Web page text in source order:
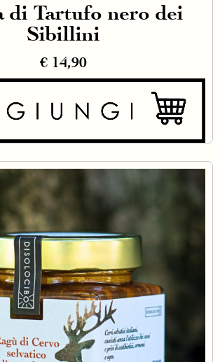
di Tartufo nero dei
Sibillini
€14,90